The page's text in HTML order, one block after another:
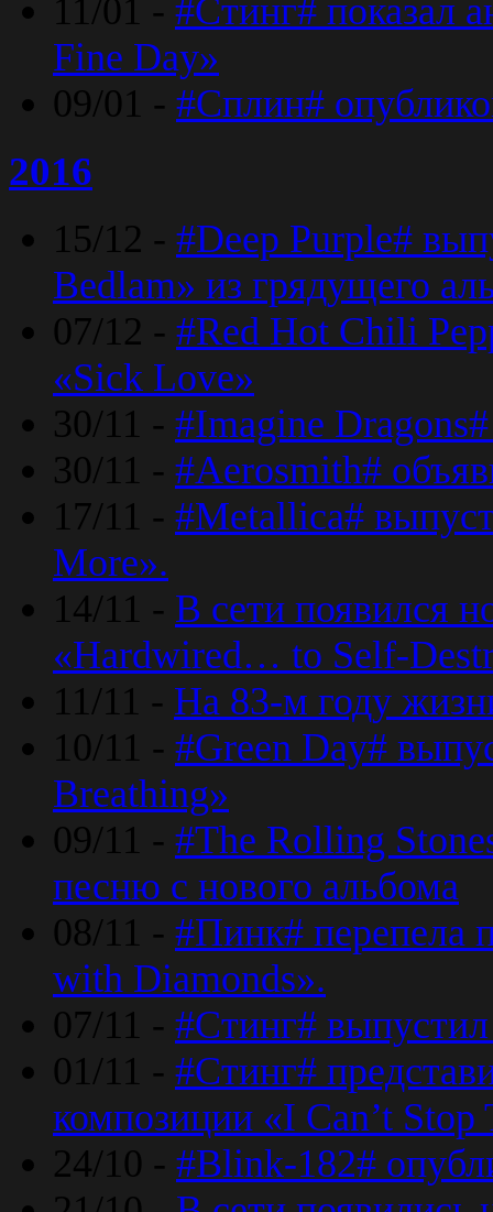
11/01 - #Стинг# показал
Fine Day»
09/01 - #Сплин#
2016
15/12 - #Deep Purple#
Bedlam» из грядущего
07/12 - #Red Hot Chili
«Sick Love»
30/11 - #Imagine
30/11 - #Aerosmith#
17/11 - #Metallica#
More».
14/11 - В сети появился
«Hardwired… to Self-
11/11 - На 83-м году
10/11 - #Green Day#
Breathing»
09/11 - #The Rolling
песню с нового альбома
08/11 - #Пинк# перепела
with Diamonds».
07/11 - #Стинг#
01/11 - #Стинг#
композиции «I Can’t
24/10 - #Blink-182#